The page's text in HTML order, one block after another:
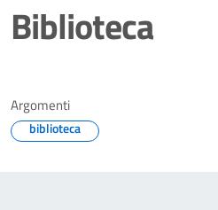
Biblioteca
Argomenti
biblioteca